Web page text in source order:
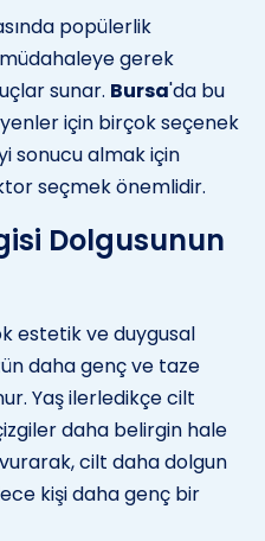
popülerlik
gerek
sunar. Bursa'da bu
için birçok seçenek
sonucu almak için
seçmek önemlidir.
Dolgusunun
estetik ve duygusal
daha genç ve taze
Yaş ilerledikçe cilt
daha belirgin hale
cilt daha dolgun
kişi daha genç bir